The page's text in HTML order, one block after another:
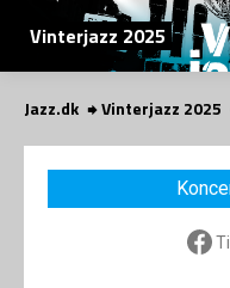
Vinterjazz 2025
Jazz.dk Vinterjazz 2025